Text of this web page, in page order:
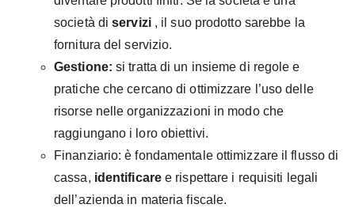
società diservizi, il suo prodotto sarebbe la
fornitura del servizio.
Gestione: si tratta di un insieme di regole e
pratiche che cercano di ottimizzare l’uso delle
risorse nelle organizzazioni in modo che
raggiungano i loro obiettivi.
Finanziario: è fondamentale ottimizzare il flusso di
cassa, identificaree rispettare i requisiti legali
dell’azienda in materia fiscale.